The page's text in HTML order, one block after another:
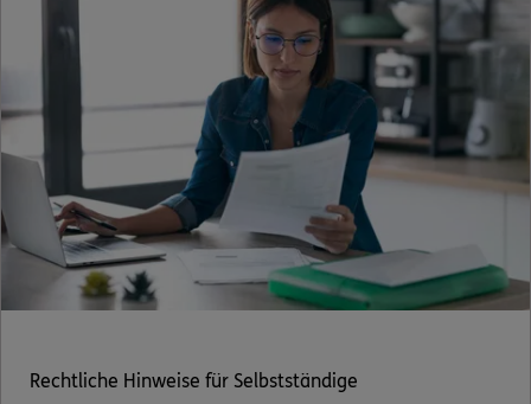
ERGO Berater finden
Kundenportal Log-in
Rechtliche Hinweise für Selbstständige